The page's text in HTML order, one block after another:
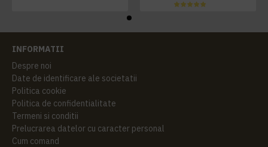
INFORMATII
Despre noi
Date de identificare ale societatii
Politica cookie
Politica de confidentialitate
Termeni si conditii
Prelucrarea datelor cu caracter personal
Cum comand